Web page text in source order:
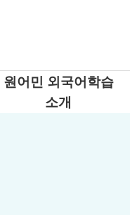
원어민 외국어학습
소개